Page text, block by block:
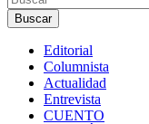
Buscar
Editorial
Columnista
Actualidad
Entrevista
CUENTO